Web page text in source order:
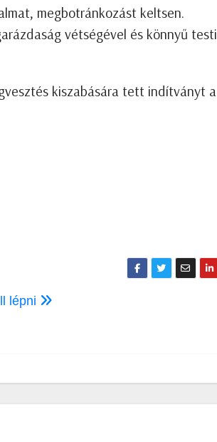
megbotránkozást keltsen.
vétségével és könnyű testi
kiszabására tett indítványt a
lépni